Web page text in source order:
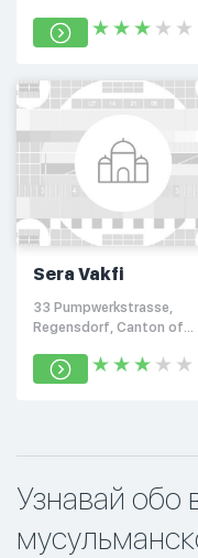
Sera Vakfi
33 Pumpwerkstrasse,
Regensdorf, Canton of
Узнавай обо